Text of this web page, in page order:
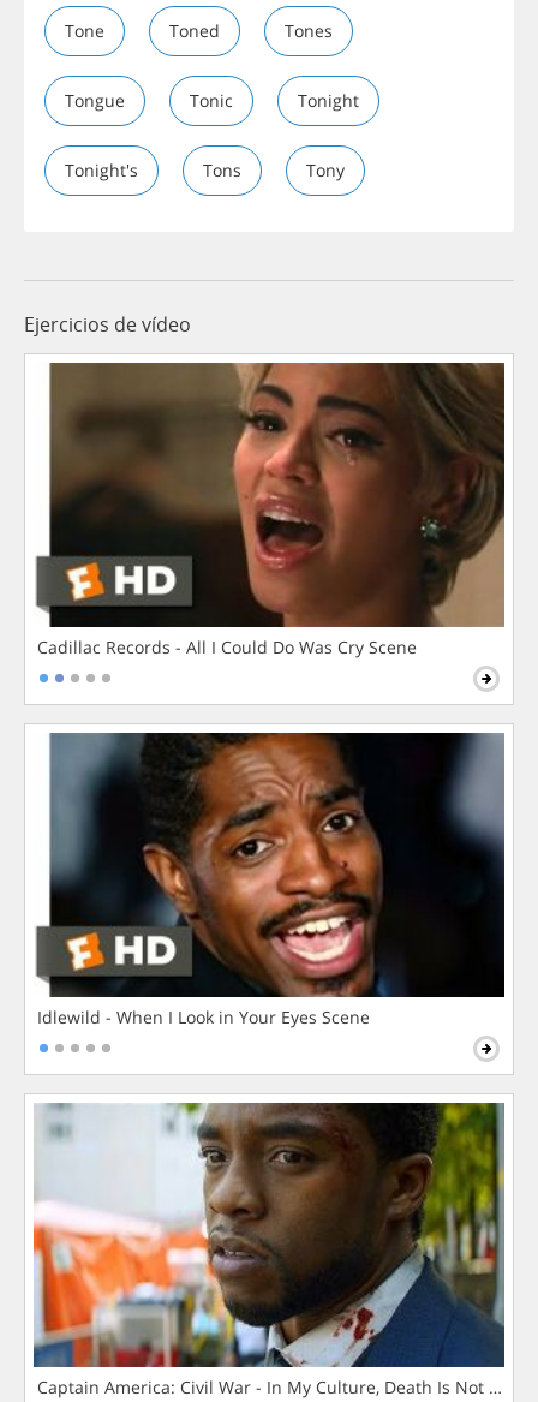
Tone Toned Tones
Tongue Tonic Tonight
Tonight's Tons Tony
Ejercicios de vídeo
Cadillac Records - All I Could Do Was Cry Scene
Idlewild - When I Look in Your Eyes Scene
Captain America: Civil War - In My Culture, Death Is Not The